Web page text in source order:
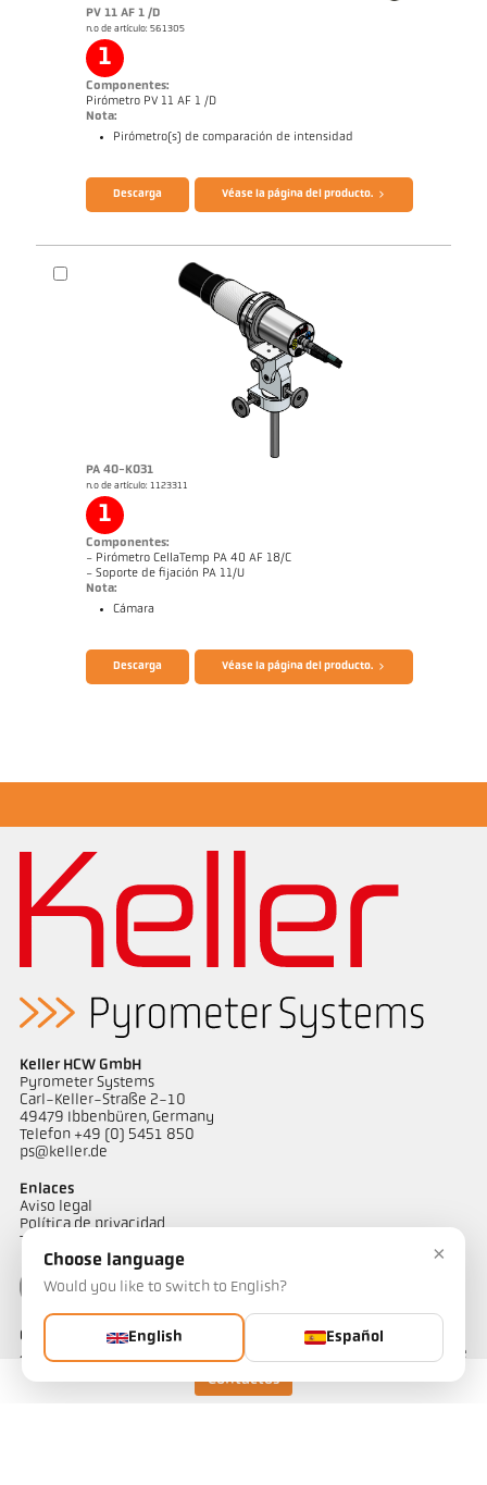
Contactos
PV 11 AF 1 /D
n.o de artículo: 561305
1
Componentes:
Pirómetro PV 11 AF 1 /D
Nota:
Pirómetro(s) de comparación de intensidad
Folleto Mikro PV 11
Descarga Véase la página del producto.
PA 40-K031
n.o de artículo: 1123311
1
Componentes:
- Pirómetro CellaTemp PA 40 AF 18/C
- Soporte de fijación PA 11/U
Nota:
Cámara
Informe de aplicación Medición de
Descarga Véase la página del producto.
Keller HCW GmbH
Pyrometer Systems
Carl-Keller-Straße 2-10
49479 Ibbenbüren, Germany
Telefon +49 (0) 5451 850
ps@keller.de
Enlaces
Aviso legal
Política de privacidad
Términos y condiciones
Contactos
¿Tiene alguna pregunta sobre nuestras soluciones de medición de
×
Choose language
Would you like to switch to English?
English Español